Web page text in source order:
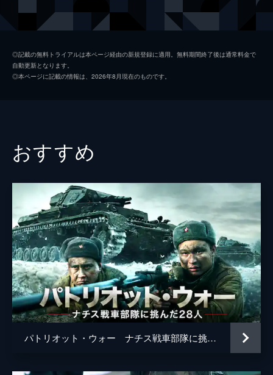
アルトゥール・スモリアニノフ
監督 フョードル・ボンダルチュク
ユーリー・コロトコフ
製作 イェレーナ・ヤツラ
セルゲイ・メルクモフ
アレクサンドル・ロドニャンスキー
◎記載の無料トライアルは本ページ経由の新規登録に適用。無料期間終了後は通常料金で
自動更新となります。
◎本ページに記載の情報は、2026年8月現在のものです。
おすすめ
パトリオット・ウォー ナチス戦車部隊に挑んだ28人